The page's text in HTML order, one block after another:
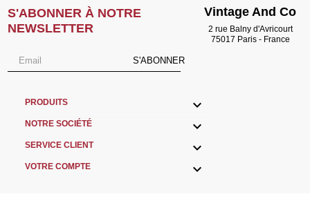
S'ABONNER À NOTRE
NEWSLETTER
S'ABONNER
PRODUITS 
NOTRE SOCIÉTÉ 
SERVICE CLIENT 
VOTRE COMPTE 
Vintage And Co
2 rue Balny d'Avricourt
75017 Paris - France